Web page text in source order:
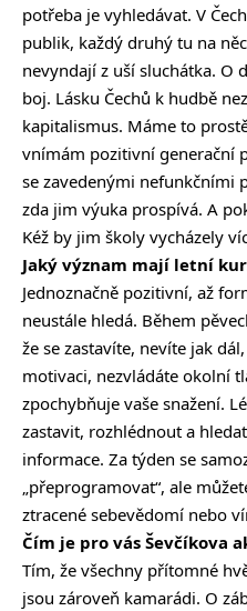
potřeba je vyhledávat. V
publik, každý druhý tu na
nevyndají z uší sluchátka. O
boj. Lásku Čechů k hudbě
kapitalismus. Máme to
vnímám pozitivní generační
se zavedenými nefunkčními
zda jim výuka prospívá. A
Kéž by jim školy vycházely
Jaký význam mají letní
Jednoznačně pozitivní, až
neustále hledá. Během
že se zastavíte, nevíte jak
motivaci, nezvládáte okolní
zpochybňuje vaše snažení.
zastavit, rozhlédnout a
informace. Za týden se
„přeprogramovat“, ale
ztracené sebevědomí nebo
Čím je pro vás Ševčíkova
Tím, že všechny přítomné
jsou zároveň kamarádi. O